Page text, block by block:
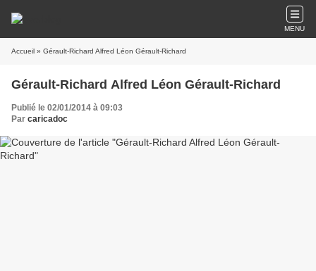
MENU
Accueil » Gérault-Richard Alfred Léon Gérault-Richard
Gérault-Richard Alfred Léon Gérault-Richard
Publié le 02/01/2014 à 09:03
Par caricadoc